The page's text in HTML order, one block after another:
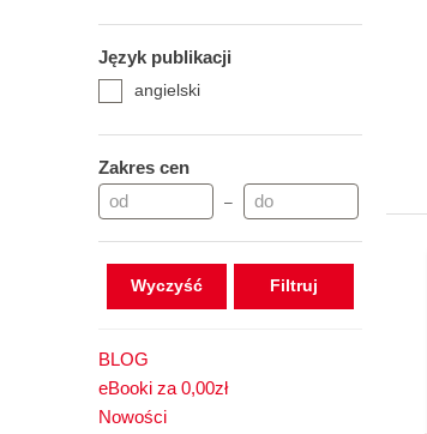
Język publikacji
angielski
Zakres cen
–
Wyczyść
BLOG
eBooki za 0,00zł
Nowości